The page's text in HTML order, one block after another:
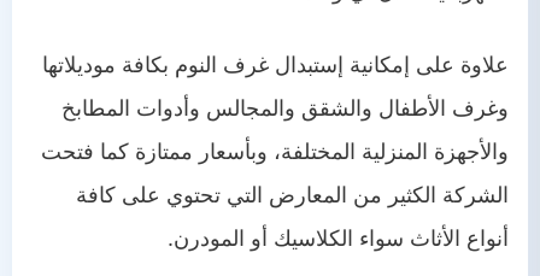
علاوة على إمكانية إستبدال غرف النوم بكافة موديلاتها
وغرف الأطفال والشقق والمجالس وأدوات المطابخ
والأجهزة المنزلية المختلفة، وبأسعار ممتازة كما فتحت
الشركة الكثير من المعارض التي تحتوي على كافة
أنواع الأثاث سواء الكلاسيك أو المودرن.